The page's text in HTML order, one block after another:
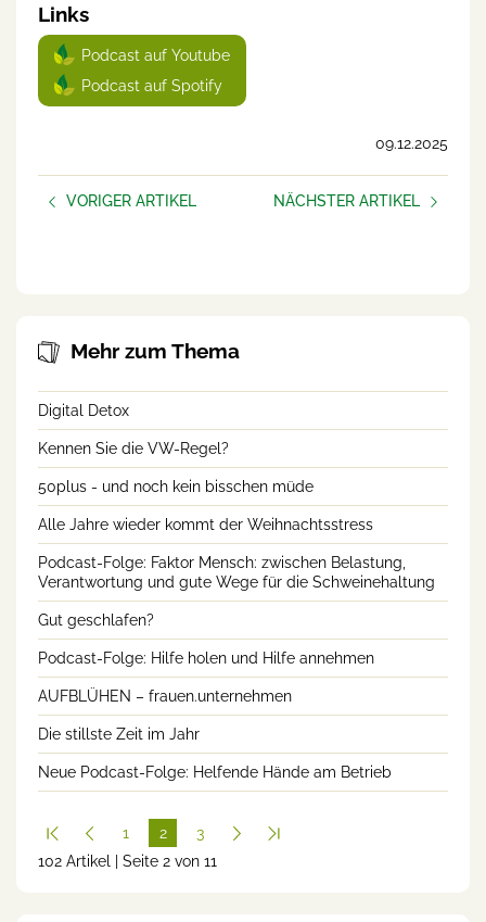
Links
Podcast auf Youtube
Podcast auf Spotify
09.12.2025
VORIGER ARTIKEL
NÄCHSTER ARTIKEL
Mehr zum Thema
Digital Detox
Kennen Sie die VW-Regel?
50plus - und noch kein bisschen müde
Alle Jahre wieder kommt der Weihnachtsstress
Podcast-Folge: Faktor Mensch: zwischen Belastung,
Verantwortung und gute Wege für die Schweinehaltung
Gut geschlafen?
Podcast-Folge: Hilfe holen und Hilfe annehmen
AUFBLÜHEN – frauen.unternehmen
Die stillste Zeit im Jahr
Neue Podcast-Folge: Helfende Hände am Betrieb
1
2
(cur
3
102 Artikel | Seite 2 von 11